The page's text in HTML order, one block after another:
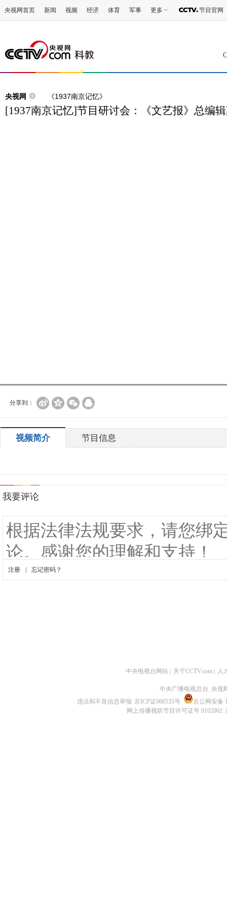
央视网首页 新闻 视频 经济 体育 军事 更多 节目官网
央视网 《1937南京记忆》
[1937南京记忆]节目研讨会：《文艺报》总编
分享到：
视频简介 节目信息
中央电视台网站 关于CCTV.com 人
中央广播电视总台 央视
违法和不良信息举报 京ICP证060535号
京公网安备
网上传播视听节目许可证号 0102002